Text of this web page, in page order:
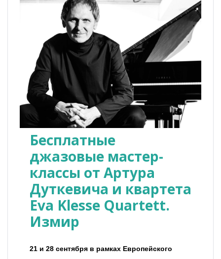
Бесплатные
джазовые мастер-
классы от Артура
Дуткевича и квартета
Eva Klesse Quartett.
Измир
21 и 28 сентября в рамках Европейского